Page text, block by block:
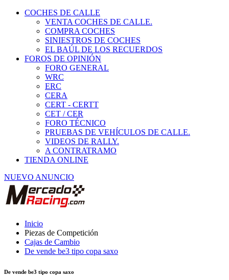
COCHES DE CALLE
VENTA COCHES DE CALLE.
COMPRA COCHES
SINIESTROS DE COCHES
EL BAÚL DE LOS RECUERDOS
FOROS DE OPINIÓN
FORO GENERAL
WRC
ERC
CERA
CERT - CERTT
CET / CER
FORO TÉCNICO
PRUEBAS DE VEHÍCULOS DE CALLE.
VIDEOS DE RALLY.
A CONTRATRAMO
TIENDA ONLINE
NUEVO ANUNCIO
Inicio
Piezas de Competición
Cajas de Cambio
De vende be3 tipo copa saxo
De vende be3 tipo copa saxo